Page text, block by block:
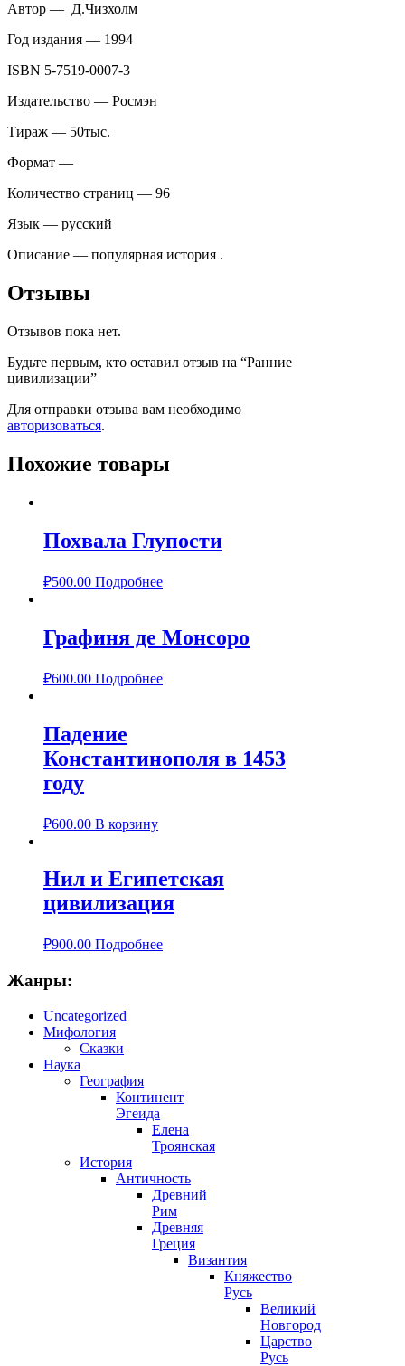
Автор — Д.Чизхолм
Год издания — 1994
ISBN 5-7519-0007-3
Издательство — Росмэн
Тираж — 50тыс.
Формат —
Количество страниц — 96
Язык — русский
Описание — популярная история .
Отзывы
Отзывов пока нет.
Будьте первым, кто оставил отзыв на “Ранние
цивилизации”
Для отправки отзыва вам необходимо
авторизоваться.
Похожие товары
Похвала Глупости
₽500.00 Подробнее
Графиня де Монсоро
₽600.00 Подробнее
Падение
Константинополя в 1453
году
₽600.00 В корзину
Нил и Египетская
цивилизация
₽900.00 Подробнее
Жанры:
Uncategorized
Мифология
Сказки
Наука
География
Континент
Эгеида
Елена
Троянская
История
Античность
Древний
Рим
Древняя
Греция
Византия
Княжество
Русь
Великий
Новгород
Царство
Русь